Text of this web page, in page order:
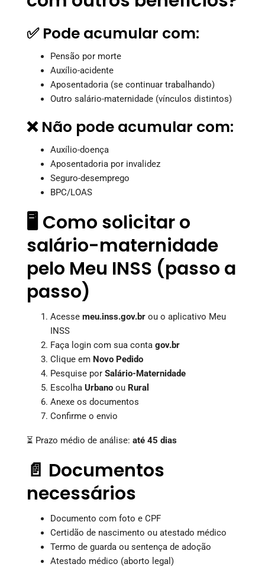
✅ Pode acumular com:
Pensão por morte
Auxílio-acidente
Aposentadoria (se continuar trabalhando)
Outro salário-maternidade (vínculos distintos)
❌ Não pode acumular com:
Auxílio-doença
Aposentadoria por invalidez
Seguro-desemprego
BPC/LOAS
🖥️ Como solicitar o
salário-maternidade
pelo Meu INSS (passo a
passo)
Acesse meu.inss.gov.br ou o aplicativo Meu
INSS
Faça login com sua conta gov.br
Clique em Novo Pedido
Pesquise por Salário-Maternidade
Escolha Urbano ou Rural
Anexe os documentos
Confirme o envio
⏳ Prazo médio de análise: até 45 dias
📄 Documentos
necessários
Documento com foto e CPF
Certidão de nascimento ou atestado médico
Termo de guarda ou sentença de adoção
Atestado médico (aborto legal)